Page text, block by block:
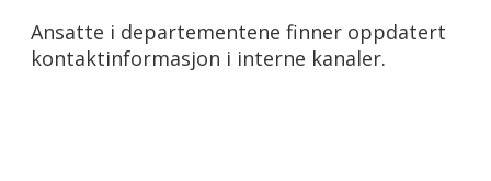
Ansatte i departementene finner oppdatert
kontaktinformasjon i interne kanaler.